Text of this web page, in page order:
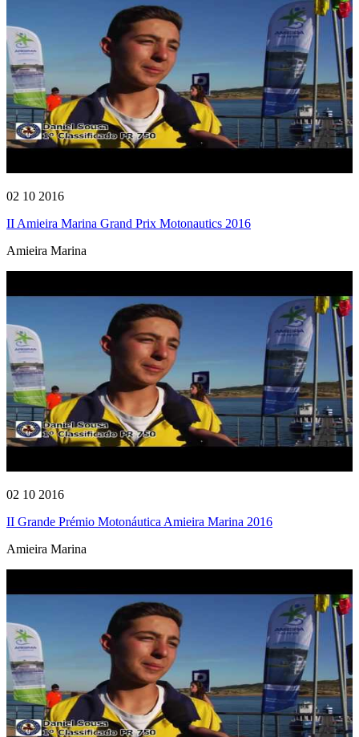
02 10 2016
II Amieira Marina Grand Prix Motonautics 2016
Amieira Marina
02 10 2016
II Grande Prémio Motonáutica Amieira Marina 2016
Amieira Marina